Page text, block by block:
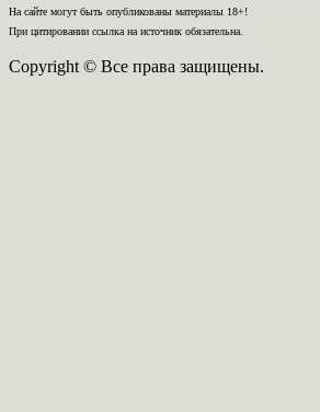
На сайте могут быть опубликованы материалы 18+!
При цитировании ссылка на источник обязательна.
Copyright © Все права защищены.